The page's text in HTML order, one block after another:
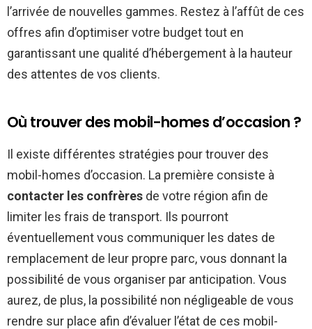
l’arrivée de nouvelles gammes. Restez à l’affût de ces
offres afin d’optimiser votre budget tout en
garantissant une qualité d’hébergement à la hauteur
des attentes de vos clients.
Où trouver des mobil-homes d’occasion ?
Il existe différentes stratégies pour trouver des
mobil-homes d’occasion. La première consiste à
contacter les confrères de votre région afin de
limiter les frais de transport. Ils pourront
éventuellement vous communiquer les dates de
remplacement de leur propre parc, vous donnant la
possibilité de vous organiser par anticipation. Vous
aurez, de plus, la possibilité non négligeable de vous
rendre sur place afin d’évaluer l’état de ces mobil-